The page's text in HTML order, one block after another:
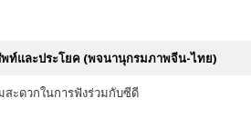
พท์และประโยค (พจนานุกรมภาพจีน-ไทย)
สะดวกในการฟังร่วมกับซีดี